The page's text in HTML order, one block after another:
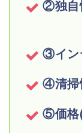
②独自
③イン
④清掃
⑤価格